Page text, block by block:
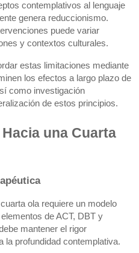
contemplativos al lenguaje
genera reduccionismo.
puede variar
y contextos culturales.
estas limitaciones mediante
los efectos a largo plazo de
como investigación
de estos principios.
una Cuarta
ola requiere un modelo
de ACT, DBT y
mantener el rigor
la profundidad contemplativa.